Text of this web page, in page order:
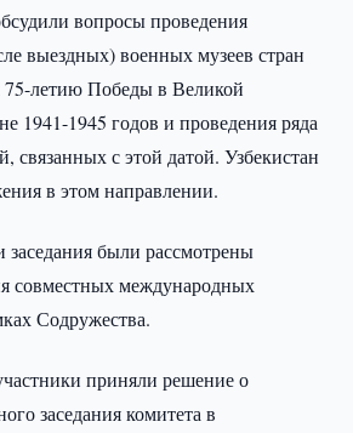
вопросы проведения
выездных) военных музеев стран
летию Победы в Великой
1941-1945 годов и проведения ряда
связанных с этой датой. Узбекистан
в этом направлении.
заседания были рассмотрены
совместных международных
Содружества.
приняли решение о
заседания комитета в